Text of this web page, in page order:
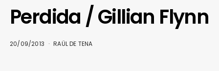
Perdida / Gillian Flynn
20/09/2013 RAÜL DE TENA